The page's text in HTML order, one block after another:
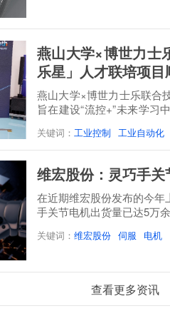
燕山大学×博世力士
乐星」人才联培项目
燕山大学×博世力士乐联合
旨在建设“流控+”未来学习
关键词： 工业控制 工业自动化
维宏股份：灵巧手
在近期维宏股份发布的今
手关节电机出货量已达5万余
关键词： 维宏股份 伺服 电机
查看更多资讯